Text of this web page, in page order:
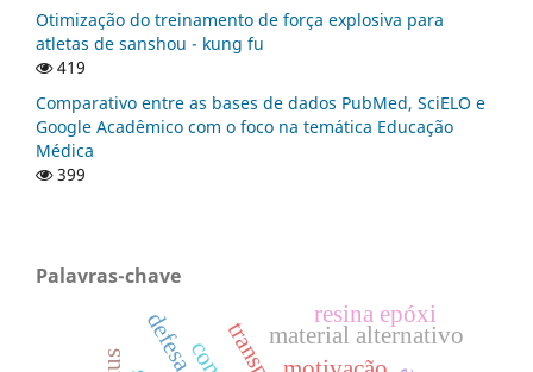
Otimização do treinamento de força explosiva para
atletas de sanshou - kung fu
419
Comparativo entre as bases de dados PubMed, SciELO e
Google Acadêmico com o foco na temática Educação
Médica
399
Palavras-chave
material alternativo
resina epóxi